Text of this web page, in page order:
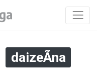
daizeÃ­na